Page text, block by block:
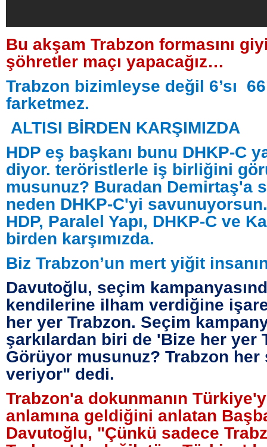
Bu akşam Trabzon formasını
şöhretler maçı yapacağız…
Trabzon bizimleyse değil 6’sı
farketmez.
ALTISI BİRDEN KARŞIMIZDA
HDP eş başkanı bunu DHKP-C
diyor. teröristlerle iş birliğini
musunuz? Buradan Demirtaş'a
neden DHKP-C'yi savunuyorsun.
HDP, Paralel Yapı, DHKP-C ve
birden karşımızda.
Biz Trabzon’un mert yiğit
Davutoğlu, seçim
kendilerine ilham verdiğine
her yer Trabzon. Seçim
şarkılardan biri de 'Bize her yer
Görüyor musunuz? Trabzon her
veriyor" dedi.
Trabzon'a dokunmanın
anlamına geldiğini anlatan
Davutoğlu, "Çünkü sadece